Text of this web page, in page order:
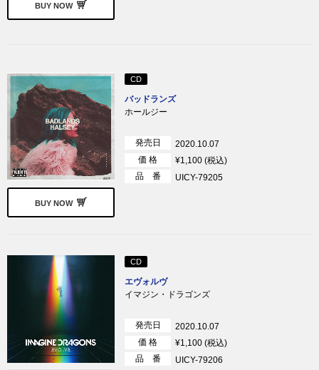
BUY NOW
BUY NOW
CD
バッドランズ
ホールジー
発売日
2020.10.07
価 格
¥1,100 (税込)
品 番
UICY-79205
CD
エヴォルヴ
イマジン・ドラゴンズ
発売日
2020.10.07
価 格
¥1,100 (税込)
品 番
UICY-79206